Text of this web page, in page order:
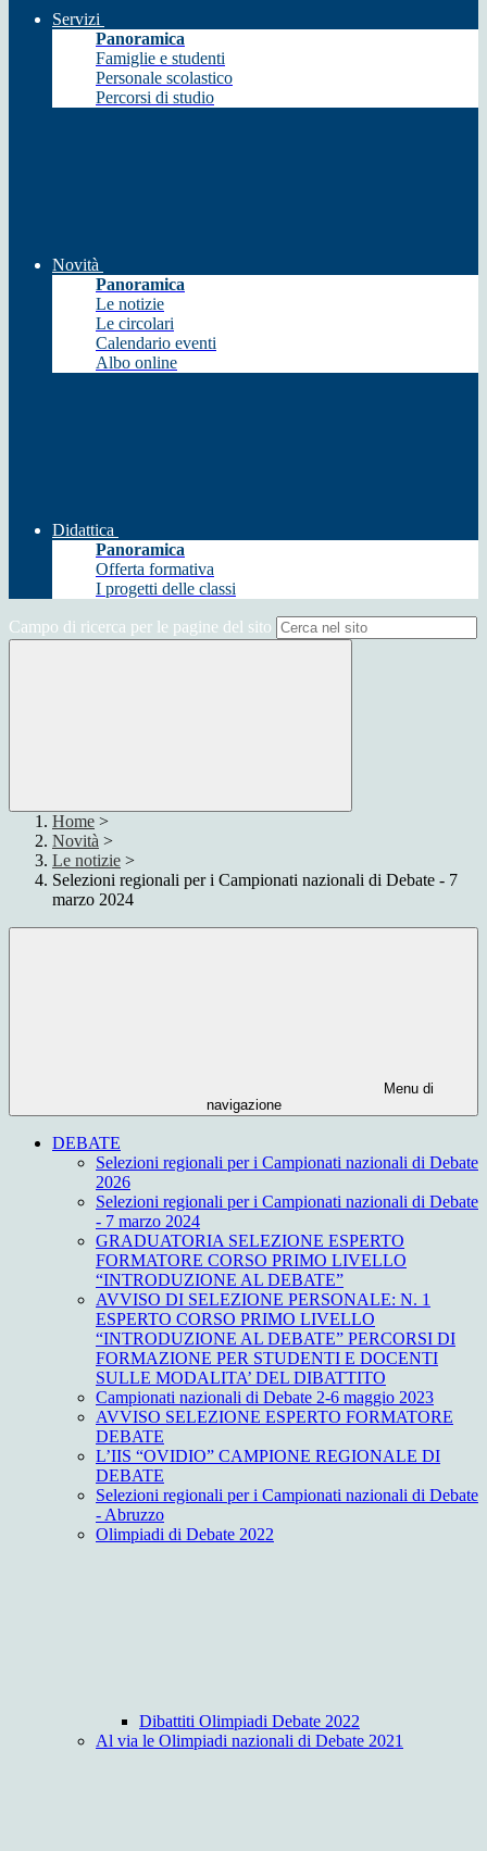
Servizi
Panoramica
Famiglie e studenti
Personale scolastico
Percorsi di studio
Novità
Panoramica
Le notizie
Le circolari
Calendario eventi
Albo online
Didattica
Panoramica
Offerta formativa
I progetti delle classi
Campo di ricerca per le pagine del sito
Home >
Novità >
Le notizie >
Selezioni regionali per i Campionati nazionali di Debate - 7
marzo 2024
Menu di
navigazione
DEBATE
Selezioni regionali per i Campionati nazionali di Debate
2026
Selezioni regionali per i Campionati nazionali di Debate
- 7 marzo 2024
GRADUATORIA SELEZIONE ESPERTO
FORMATORE CORSO PRIMO LIVELLO
“INTRODUZIONE AL DEBATE”
AVVISO DI SELEZIONE PERSONALE: N. 1
ESPERTO CORSO PRIMO LIVELLO
“INTRODUZIONE AL DEBATE” PERCORSI DI
FORMAZIONE PER STUDENTI E DOCENTI
SULLE MODALITA’ DEL DIBATTITO
Campionati nazionali di Debate 2-6 maggio 2023
AVVISO SELEZIONE ESPERTO FORMATORE
DEBATE
L’IIS “OVIDIO” CAMPIONE REGIONALE DI
DEBATE
Selezioni regionali per i Campionati nazionali di Debate
- Abruzzo
Olimpiadi di Debate 2022
Dibattiti Olimpiadi Debate 2022
Al via le Olimpiadi nazionali di Debate 2021